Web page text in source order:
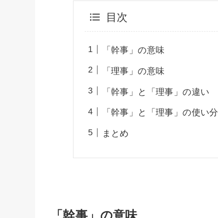
目次
「幹事」の意味
「理事」の意味
「幹事」と「理事」の違い
「幹事」と「理事」の使い
まとめ
「幹事」の意味